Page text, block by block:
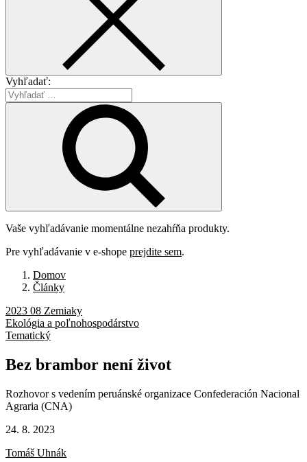
Vyhľadať:
Vaše vyhľadávanie momentálne nezahŕňa produkty.
Pre vyhľadávanie v e-shope prejdite sem.
Domov
Články
2023 08 Zemiaky
Ekológia a poľnohospodárstvo
Tematický
Bez brambor není život
Rozhovor s vedením peruánské organizace Confederación Nacional
Agraria (CNA)
24. 8. 2023
Tomáš Uhnák